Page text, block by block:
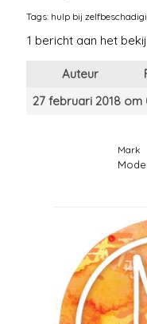
Tags: hulp bij
1 bericht aan het
Auteur
27 februari 2018 om
Mark